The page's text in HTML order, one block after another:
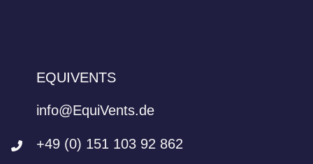
g
EQUIVENTS
info@EquiVents.de
+49 (0) 151 103 92 862